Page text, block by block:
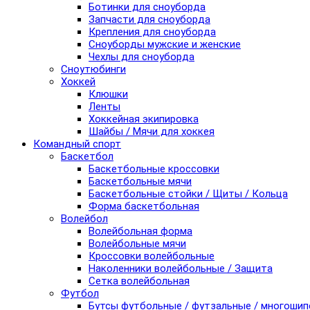
Ботинки для сноуборда
Запчасти для сноуборда
Крепления для сноуборда
Сноуборды мужские и женские
Чехлы для сноуборда
Сноутюбинги
Хоккей
Клюшки
Ленты
Хоккейная экипировка
Шайбы / Мячи для хоккея
Командный спорт
Баскетбол
Баскетбольные кроссовки
Баскетбольные мячи
Баскетбольные стойки / Щиты / Кольца
Форма баскетбольная
Волейбол
Волейбольная форма
Волейбольные мячи
Кроссовки волейбольные
Наколенники волейбольные / Защита
Сетка волейбольная
Футбол
Бутсы футбольные / футзальные /